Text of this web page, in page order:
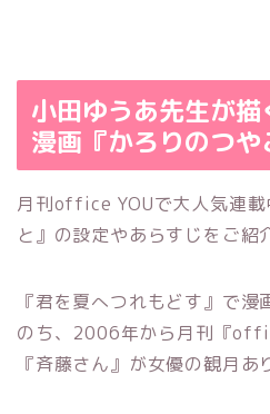
小田ゆうあ先生が
漫画『かろりのつ
月刊office YOUで大人気連載
と』の設定やあらすじをご紹
『君を夏へつれもどす』で
のち、2006年から月刊『
『斉藤さん』が女優の観月あ